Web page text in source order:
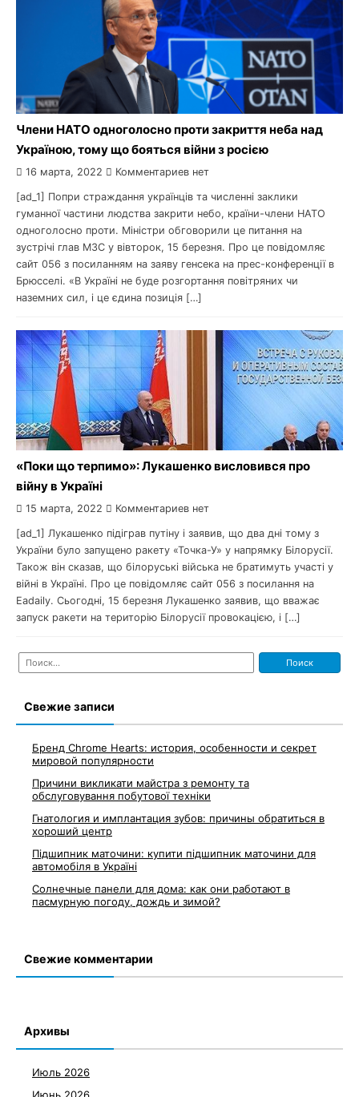
Члени НАТО одноголосно проти закриття неба над
Україною, тому що бояться війни з росією
16 марта, 2022 Комментариев нет
[ad_1] Попри страждання українців та численні заклики
гуманної частини людства закрити небо, країни-члени НАТО
одноголосно проти. Міністри обговорили це питання на
зустрічі глав МЗС у вівторок, 15 березня. Про це повідомляє
сайт 056 з посиланням на заяву генсека на прес-конференції в
Брюсселі. «В Україні не буде розгортання повітряних чи
наземних сил, і це єдина позиція […]
«Поки що терпимо»: Лукашенко висловився про
війну в Україні
15 марта, 2022 Комментариев нет
[ad_1] Лукашенко підіграв путіну і заявив, що два дні тому з
України було запущено ракету «Точка-У» у напрямку Білорусії.
Також він сказав, що білоруські війська не братимуть участі у
війні в Україні. Про це повідомляє сайт 056 з посилання на
Еadaily. Сьогодні, 15 березня Лукашенко заявив, що вважає
запуск ракети на територію Білорусії провокацією, і […]
Найти:
Свежие записи
Бренд Chrome Hearts: история, особенности и секрет
мировой популярности
Причини викликати майстра з ремонту та
обслуговування побутової техніки
Гнатология и имплантация зубов: причины обратиться в
хороший центр
Підшипник маточини: купити підшипник маточини для
автомобіля в Україні
Солнечные панели для дома: как они работают в
пасмурную погоду, дождь и зимой?
Свежие комментарии
Архивы
Июль 2026